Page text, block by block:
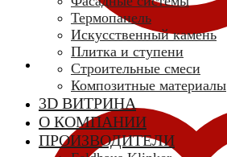
Термопанель
Искусственный камень
Плитка и ступени
Строительные смеси
Композитные материалы
3D ВИТРИНА
О КОМПАНИИ
ПРОИЗВОДИТЕЛИ